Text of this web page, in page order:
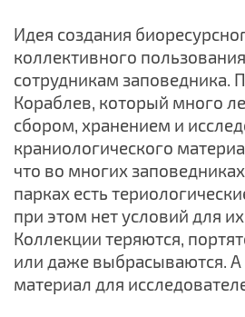
Идея создания
коллективного
сотрудникам заповедника.
Кораблев, который много
сбором, хранением и
краниологического
что во многих
парках есть
при этом нет условий для
Коллекции теряются,
или даже выбрасываются. А
материал для